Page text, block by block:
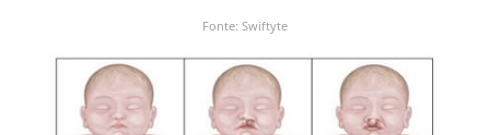
Fonte: Swiftyte